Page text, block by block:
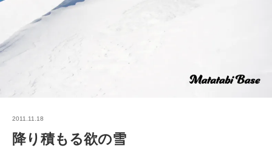
2011.11.18
降り積もる欲の雪